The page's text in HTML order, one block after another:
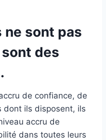
sont pas
des
de confiance, de
dont ils disposent, ils
accru de
dans toutes leurs